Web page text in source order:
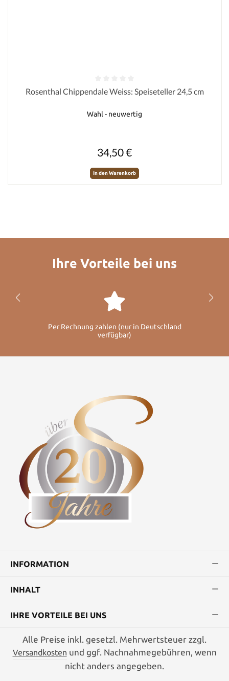
Durchschnittliche Bewertung von 0 von 5 Sternen
Rosenthal Chippendale Weiss: Speiseteller 24,5 cm
Wahl - neuwertig
34,50 €
In den Warenkorb
Ihre Vorteile bei uns
Per Rechnung zahlen (nur in Deutschland
verfügbar)
INFORMATION
INHALT
IHRE VORTEILE BEI UNS
Alle Preise inkl. gesetzl. Mehrwertsteuer zzgl.
Versandkosten und ggf. Nachnahmegebühren, wenn
nicht anders angegeben.